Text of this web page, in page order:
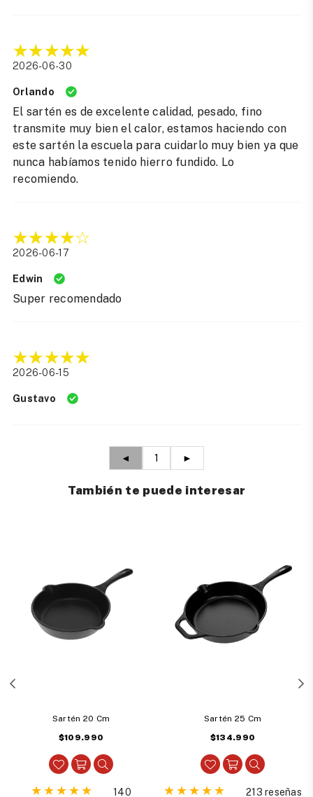
2026-06-30
Orlando
El sartén es de excelente calidad, pesado, fino
transmite muy bien el calor, estamos haciendo con
este sartén la escuela para cuidarlo muy bien ya que
nunca habíamos tenido hierro fundido. Lo
recomiendo.
2026-06-17
Edwin
Super recomendado
2026-06-15
Gustavo
◄ 1 ►
También te puede interesar
Sartén 20 Cm
Precio
$109.990
140
Sartén 25 Cm
Precio
$134.990
213 reseñas